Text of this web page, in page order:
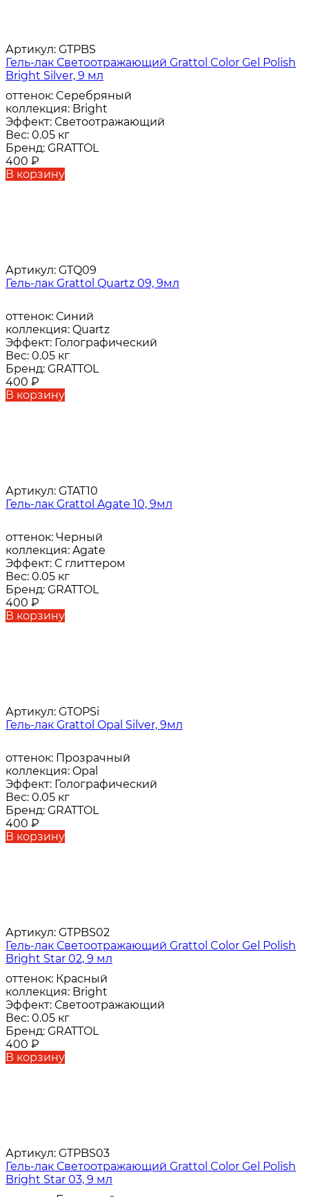
Артикул: GTPBS
Гель-лак Светоотражающий Grattol Color Gel Polish
Bright Silver, 9 мл
оттенок: Cеребряный
коллекция: Bright
Эффект: Светоотражающий
Вес: 0.05 кг
Бренд: GRATTOL
400 ₽
В корзину
Артикул: GTQ09
Гель-лак Grattol Quartz 09, 9мл
оттенок: Синий
коллекция: Quartz
Эффект: Голографический
Вес: 0.05 кг
Бренд: GRATTOL
400 ₽
В корзину
Артикул: GTAT10
Гель-лак Grattol Agate 10, 9мл
оттенок: Черный
коллекция: Agate
Эффект: С глиттером
Вес: 0.05 кг
Бренд: GRATTOL
400 ₽
В корзину
Артикул: GTOPSi
Гель-лак Grattol Opal Silver, 9мл
оттенок: Прозрачный
коллекция: Opal
Эффект: Голографический
Вес: 0.05 кг
Бренд: GRATTOL
400 ₽
В корзину
Артикул: GTPBS02
Гель-лак Светоотражающий Grattol Color Gel Polish
Bright Star 02, 9 мл
оттенок: Красный
коллекция: Bright
Эффект: Светоотражающий
Вес: 0.05 кг
Бренд: GRATTOL
400 ₽
В корзину
Артикул: GTPBS03
Гель-лак Светоотражающий Grattol Color Gel Polish
Bright Star 03, 9 мл